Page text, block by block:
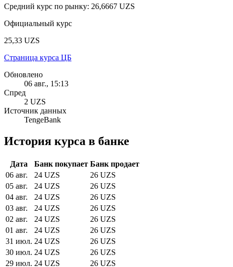
Средний курс по рынку: 26,6667 UZS
Официальный курс
25,33 UZS
Страница курса ЦБ
Обновлено
06 авг., 15:13
Спред
2 UZS
Источник данных
TengeBank
История курса в банке
Дата Банк покупает Банк продает
06 авг.
24 UZS
26 UZS
05 авг.
24 UZS
26 UZS
04 авг.
24 UZS
26 UZS
03 авг.
24 UZS
26 UZS
02 авг.
24 UZS
26 UZS
01 авг.
24 UZS
26 UZS
31 июл. 24 UZS
26 UZS
30 июл. 24 UZS
26 UZS
29 июл. 24 UZS
26 UZS